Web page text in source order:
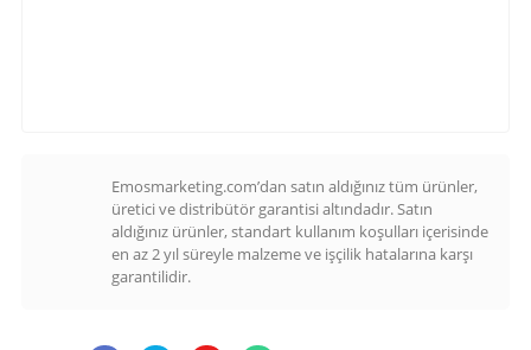
Emosmarketing.com’dan satın aldığınız tüm ürünler,
üretici ve distribütör garantisi altındadır. Satın
aldığınız ürünler, standart kullanım koşulları içerisinde
en az 2 yıl süreyle malzeme ve işçilik hatalarına karşı
garantilidir.